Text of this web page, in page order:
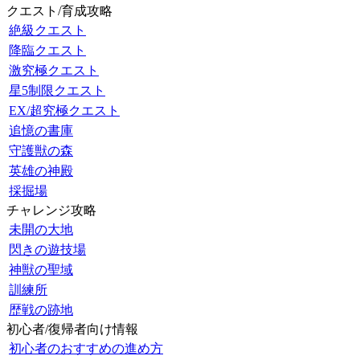
クエスト/育成攻略
絶級クエスト
降臨クエスト
激究極クエスト
星5制限クエスト
EX/超究極クエスト
追憶の書庫
守護獣の森
英雄の神殿
採掘場
チャレンジ攻略
未開の大地
閃きの遊技場
神獣の聖域
訓練所
歴戦の跡地
初心者/復帰者向け情報
初心者のおすすめの進め方